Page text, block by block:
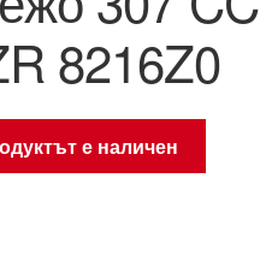
8216Z0
е наличен